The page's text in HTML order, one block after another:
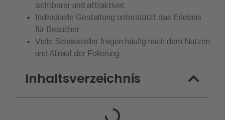
sichtbarer und attraktiver.
Individuelle Gestaltung unterstützt das Erlebnis
für Besucher.
Viele Schausteller fragen häufig nach dem Nutzen
und Ablauf der Folierung.
Inhaltsverzeichnis